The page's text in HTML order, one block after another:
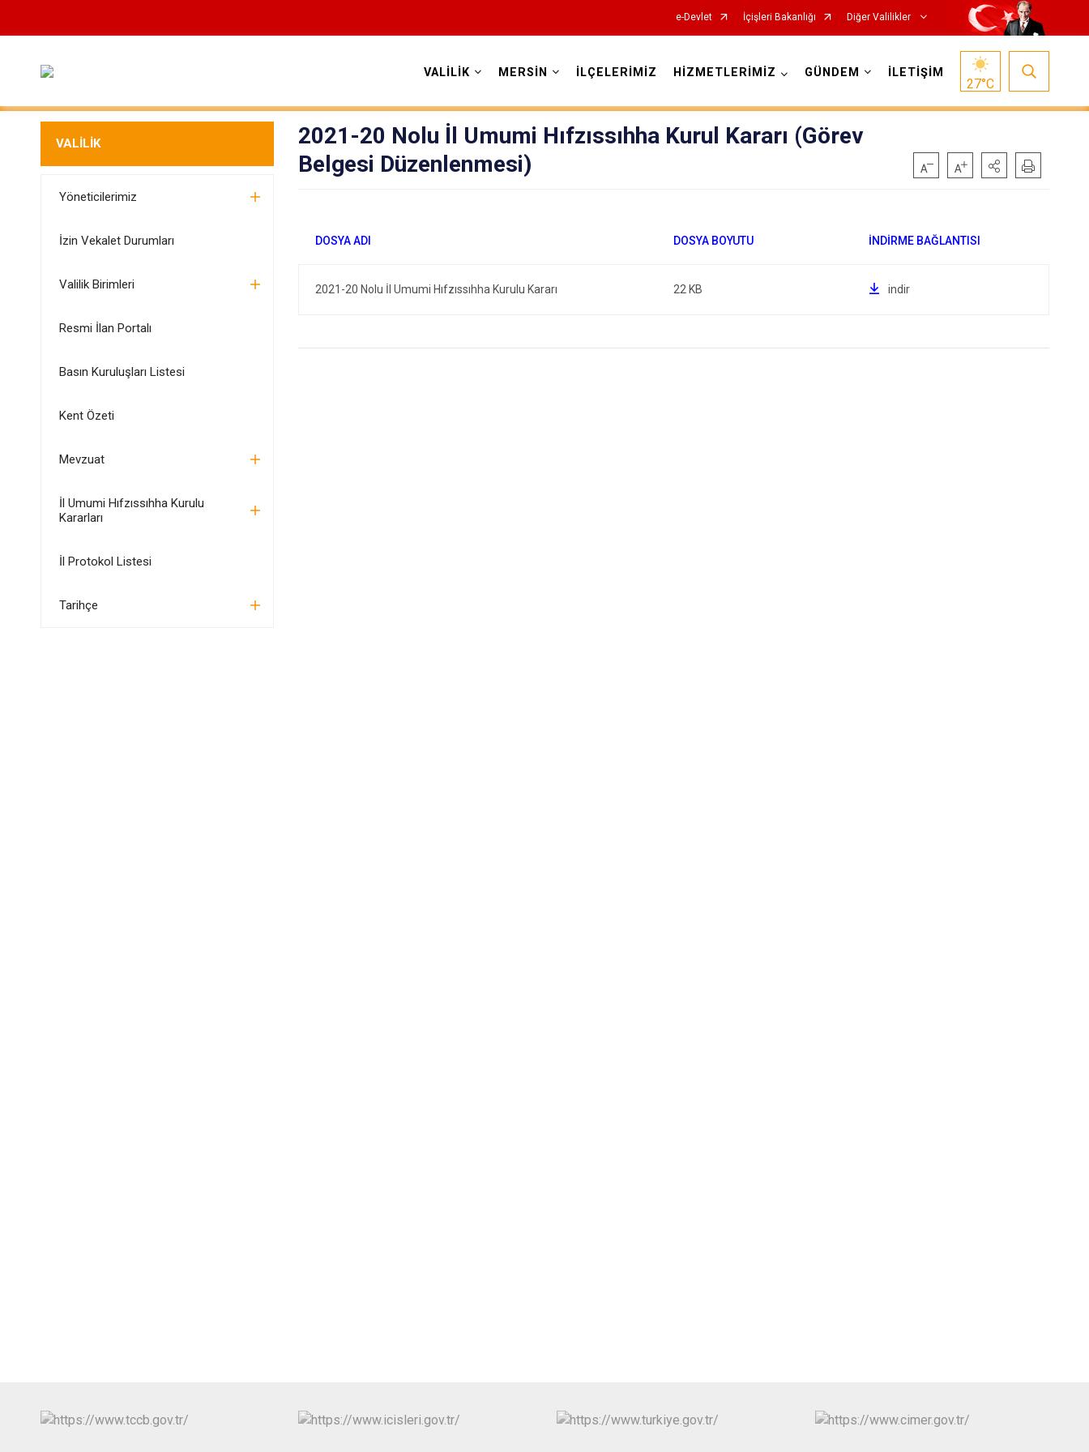
e-Devlet İçişleri Bakanlığı Diğer Valilikler
VALİLİK MERSİN İLÇELERİMİZ HİZMETLERİMİZ GÜNDEM İLETİŞİM
27°C
VALİLİK
Yöneticilerimiz
İzin Vekalet Durumları
Valilik Birimleri
Resmi İlan Portalı
Basın Kuruluşları Listesi
Kent Özeti
Mevzuat
İl Umumi Hıfzıssıhha Kurulu
Kararları
İl Protokol Listesi
Tarihçe
2021-20 Nolu İl Umumi Hıfzıssıhha Kurul Kararı (Görev
Belgesi Düzenlenmesi)
2021-20 Nolu İl Umumi Hıfzıssıhha Kurulu Kararı 22 KB indir